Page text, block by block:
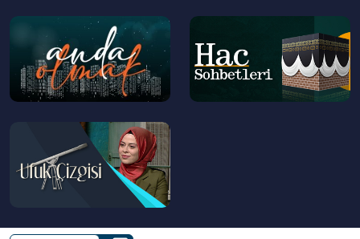
--
>
--
>